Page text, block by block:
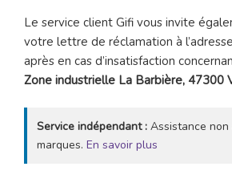
Le service client Gifi vous invite
votre lettre de réclamation à
après en cas d’insatisfaction
Zone industrielle La Barbière, 47300
Service indépendant : Assistance
marques. En savoir plus